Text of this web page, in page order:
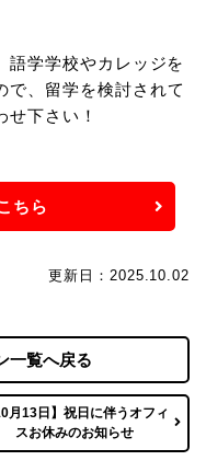
語学学校やカレッジを
、 留学を検討されて
せ下さい！
ちら
更新日：2025.10.02
一覧へ戻る
月13日】祝日に伴うオフィ
スお休みのお知らせ